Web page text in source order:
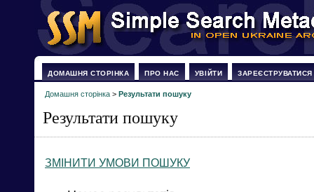
ДОМАШНЯ СТОРІНКА ПРО НАС УВІЙТИ ЗАРЕЄСТРУВАТИСЯ
Домашня сторінка > Результати пошуку
Результати пошуку
ЗМІНИТИ УМОВИ ПОШУКУ